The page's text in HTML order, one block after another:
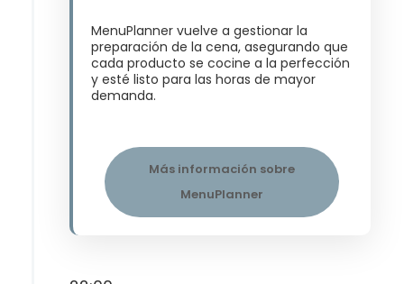
MenuPlanner vuelve a gestionar la
preparación de la cena, asegurando que
cada producto se cocine a la perfección
y esté listo para las horas de mayor
demanda​.
Más información sobre
MenuPlanner